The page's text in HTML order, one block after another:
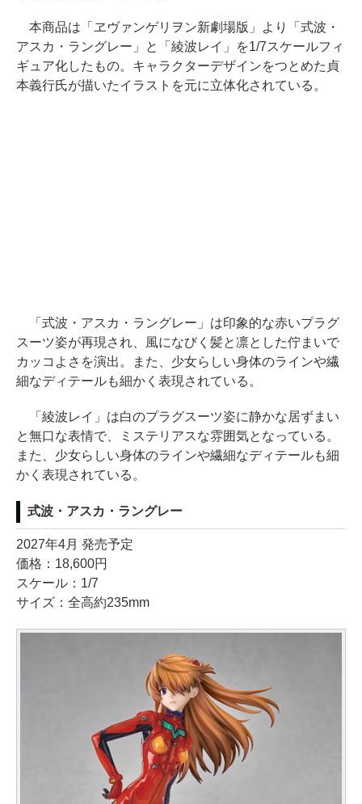
本商品は「ヱヴァンゲリヲン新劇場版」より「式波・
アスカ・ラングレー」と「綾波レイ」を1/7スケールフィ
ギュア化したもの。キャラクターデザインをつとめた貞
本義行氏が描いたイラストを元に立体化されている。
「式波・アスカ・ラングレー」は印象的な赤いプラグ
スーツ姿が再現され、風になびく髪と凛とした佇まいで
カッコよさを演出。また、少女らしい身体のラインや繊
細なディテールも細かく表現されている。
「綾波レイ」は白のプラグスーツ姿に静かな居ずまい
と無口な表情で、ミステリアスな雰囲気となっている。
また、少女らしい身体のラインや繊細なディテールも細
かく表現されている。
式波・アスカ・ラングレー
2027年4月 発売予定
価格：18,600円
スケール：1/7
サイズ：全高約235mm